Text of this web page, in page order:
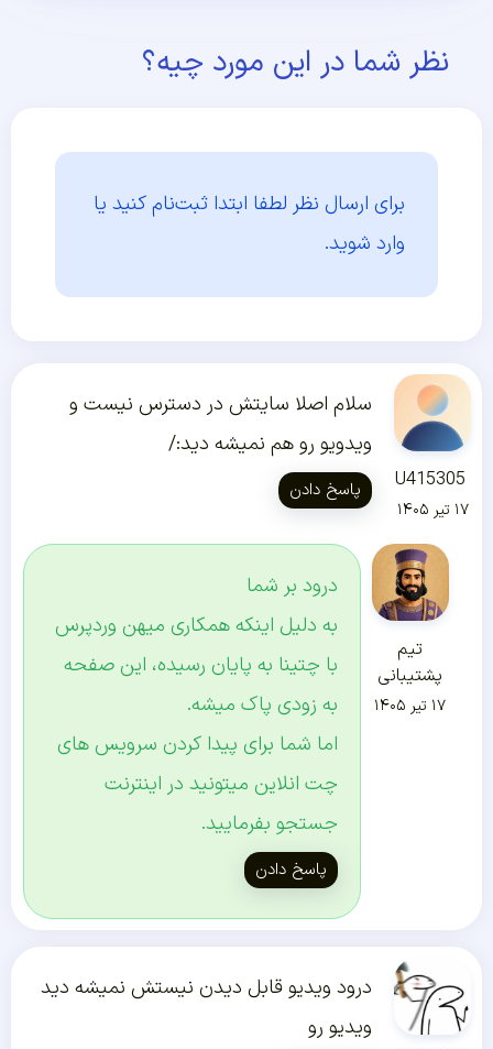
نظر شما در این مورد چیه؟
برای ارسال نظر لطفا ابتدا ثبت‌نام کنید یا
وارد شوید.
U415305
۱۷ تیر ۱۴۰۵
سلام اصلا سایتش در دسترس نیست و
ویدویو رو هم نمیشه دید:/
پاسخ دادن
تیم
پشتیبانی
۱۷ تیر ۱۴۰۵
درود بر شما
به دلیل اینکه همکاری میهن وردپرس
با چتینا به پایان رسیده، این صفحه
به زودی پاک میشه.
اما شما برای پیدا کردن سرویس های
چت انلاین میتونید در اینترنت
جستجو بفرمایید.
پاسخ دادن
درود ویدیو قابل دیدن نیستش نمیشه دید
ویدیو رو